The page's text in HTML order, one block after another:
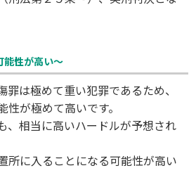
能性が高い～
罪は極めて重い犯罪であるため、
が極めて高いです。
、相当に高いハードルが予想され
所に入ることになる可能性が高い